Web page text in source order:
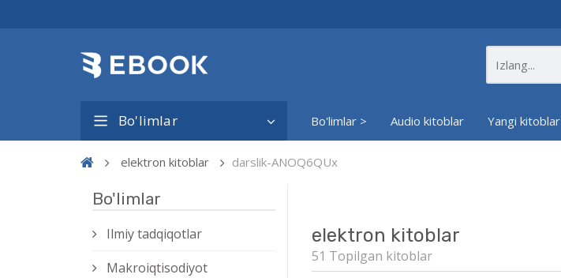
Bo'limlar Bo'limlar > Audio kitoblar Yangi kitoblar
elektron kitoblar darslik-ANOQ6QUx
Bo'limlar
Ilmiy tadqiqotlar
Makroiqtisodiyot
elektron kitoblar
51 Topilgan kitoblar